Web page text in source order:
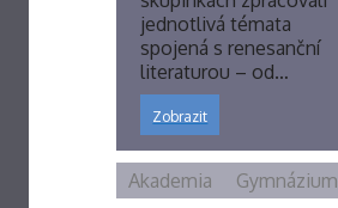
jednotlivá témata
spojená s renesanční
literaturou – od…
Zobrazit
Akademia Gymnázium